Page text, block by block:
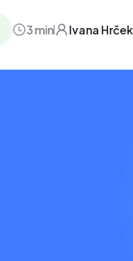
3 min Ivana Hrček